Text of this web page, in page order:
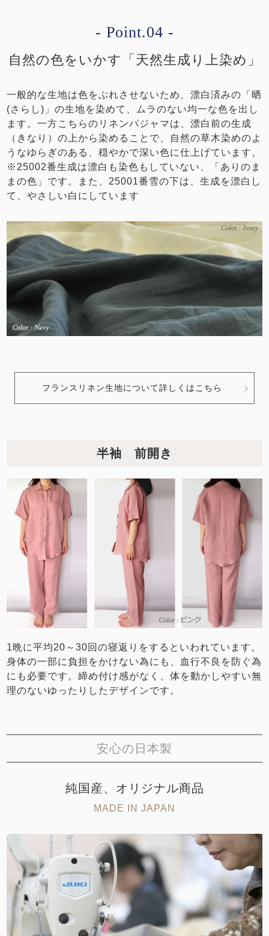
- Point.04 -
自然の色をいかす「天然生成り上染め」
一般的な生地は色をぶれさせないため、漂白済みの「晒
(さらし)」の生地を染めて、ムラのない均一な色を出し
ます。一方こちらのリネンパジャマは、漂白前の生成
（きなり）の上から染めることで、自然の草木染めのよ
うなゆらぎのある、穏やかで深い色に仕上げています。
※25002番生成は漂白も染色もしていない、「ありのま
まの色」です。また、25001番雪の下は、生成を漂白し
て、やさしい白にしています
フランスリネン生地について詳しくはこちら
半袖 前開き
1晩に平均20～30回の寝返りをするといわれています。
身体の一部に負担をかけない為にも、血行不良を防ぐ為
にも必要です。締め付け感がなく、体を動かしやすい無
理のないゆったりしたデザインです。
安心の日本製
純国産、オリジナル商品
MADE IN JAPAN